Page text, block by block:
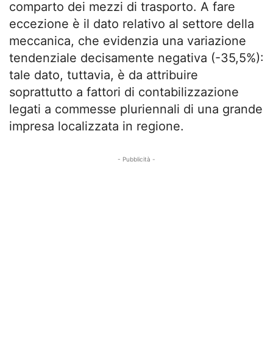
comparto dei mezzi di trasporto. A fare
eccezione è il dato relativo al settore della
meccanica, che evidenzia una variazione
tendenziale decisamente negativa (-35,5%):
tale dato, tuttavia, è da attribuire
soprattutto a fattori di contabilizzazione
legati a commesse pluriennali di una grande
impresa localizzata in regione.
- Pubblicità -